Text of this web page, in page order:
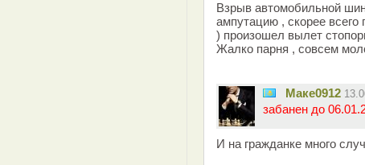
Взрыв автомобильной
ампутацию , скорее
) произошел вылет
Жалко парня , совсем
Маке0912
забанен до
И на гражданке много